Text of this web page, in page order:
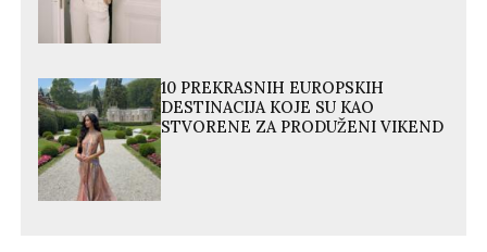
10 PREKRASNIH EUROPSKIH
DESTINACIJA KOJE SU KAO
STVORENE ZA PRODUŽENI VIKEND